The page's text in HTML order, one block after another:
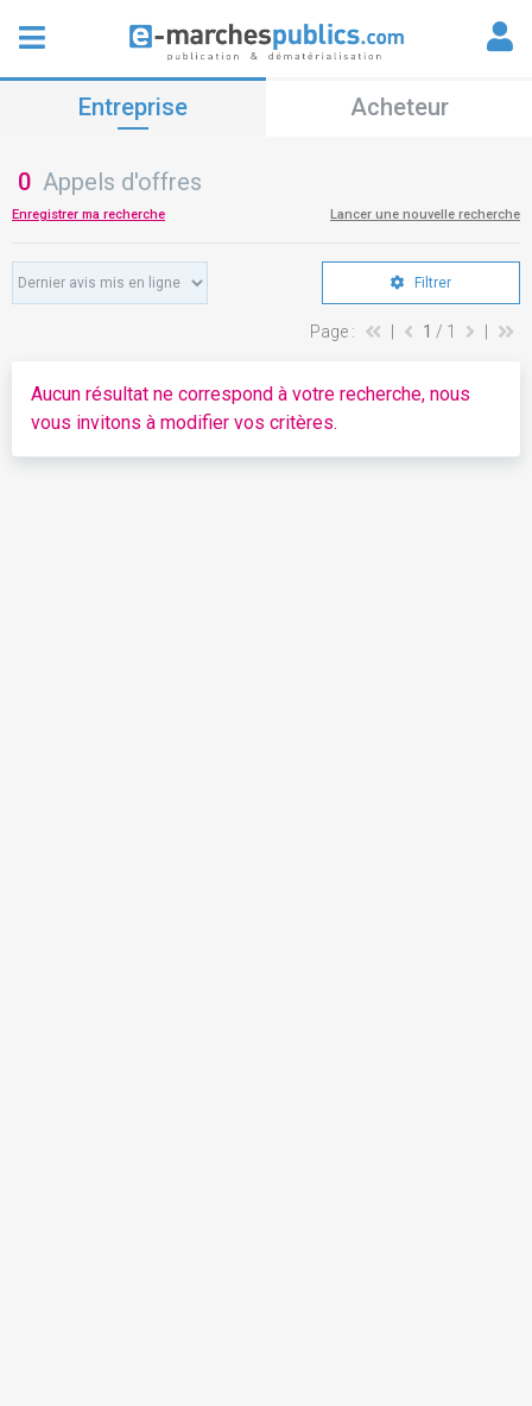
Entreprise Acheteur
0 Appels d'offres
Enregistrer ma recherche Lancer une nouvelle recherche
Filtrer
Page : 1 / 1
Aucun résultat ne correspond à votre recherche, nous
vous invitons à modifier vos critères.